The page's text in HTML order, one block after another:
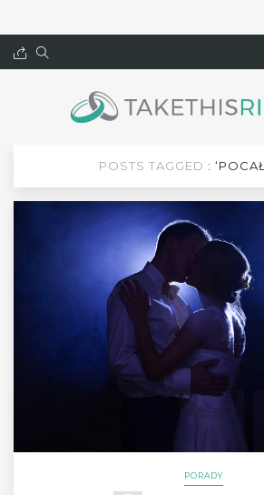
POSTS TAGGED :
PORADY